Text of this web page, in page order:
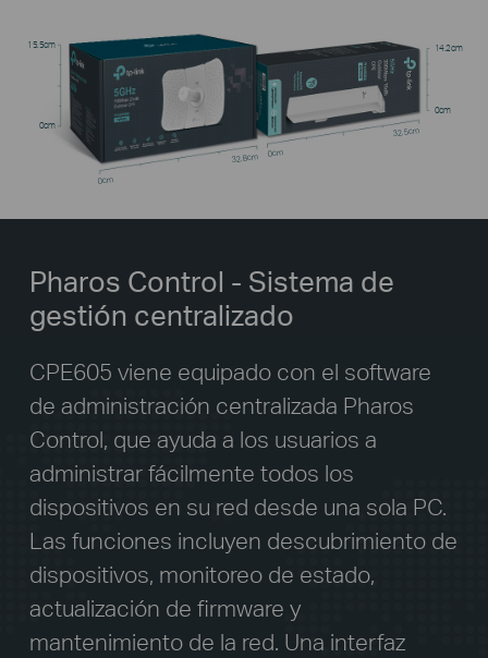
15.5cm
0cm
0cm
32.8cm 0cm
32.5cm
0cm
14.2cm
Pharos Control - Sistema de
gestión centralizado
CPE605 viene equipado con el software
de administración centralizada Pharos
Control, que ayuda a los usuarios a
administrar fácilmente todos los
dispositivos en su red desde una sola PC.
Las funciones incluyen descubrimiento de
dispositivos, monitoreo de estado,
actualización de firmware y
mantenimiento de la red. Una interfaz